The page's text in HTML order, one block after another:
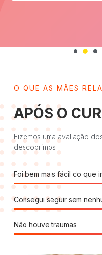
O QUE AS MÃES
APÓS O
Fizemos uma avaliação
descobrimos
Foi bem mais fácil do que
Consegui seguir sem
Não houve traumas